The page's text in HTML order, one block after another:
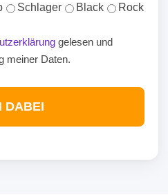
Schlager Black Rock
gelesen und
meiner Daten.
DABEI